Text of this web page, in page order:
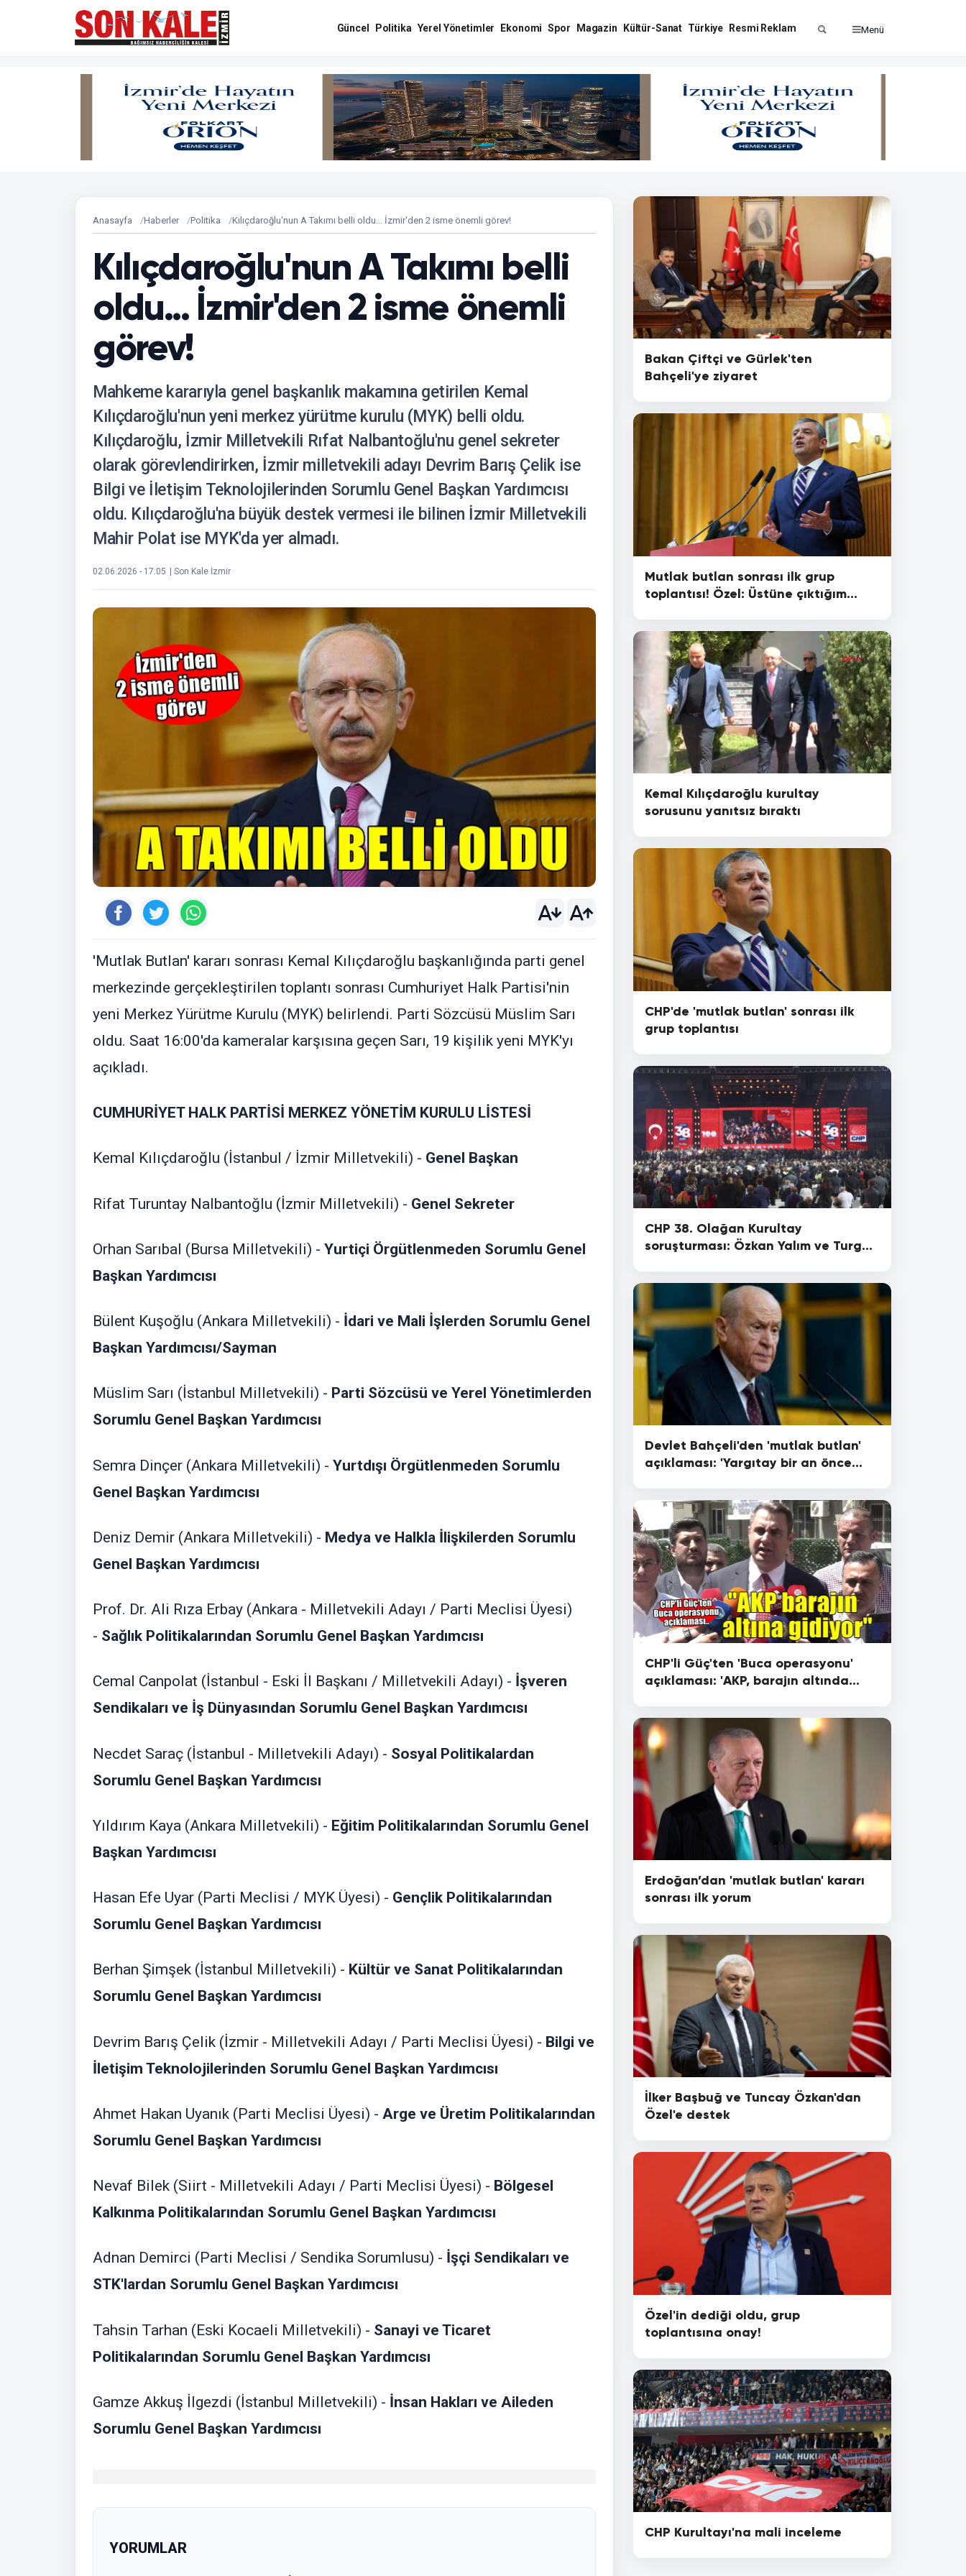
Güncel Politika Yerel Yönetimler Ekonomi Spor Magazin Kültür-Sanat Türkiye Resmi Reklam Menü
Anasayfa Haberler Politika Kılıçdaroğlu'nun A Takımı belli oldu... İzmir'den 2 isme önemli görev!
Kılıçdaroğlu'nun A Takımı belli
oldu... İzmir'den 2 isme önemli
görev!
Mahkeme kararıyla genel başkanlık makamına getirilen Kemal
Kılıçdaroğlu'nun yeni merkez yürütme kurulu (MYK) belli oldu.
Kılıçdaroğlu, İzmir Milletvekili Rıfat Nalbantoğlu'nu genel sekreter
olarak görevlendirirken, İzmir milletvekili adayı Devrim Barış Çelik ise
Bilgi ve İletişim Teknolojilerinden Sorumlu Genel Başkan Yardımcısı
oldu. Kılıçdaroğlu'na büyük destek vermesi ile bilinen İzmir Milletvekili
Mahir Polat ise MYK'da yer almadı.
02.06.2026 - 17:05 | Son Kale İzmir
'Mutlak Butlan' kararı sonrası Kemal Kılıçdaroğlu başkanlığında parti genel
merkezinde gerçekleştirilen toplantı sonrası Cumhuriyet Halk Partisi'nin
yeni Merkez Yürütme Kurulu (MYK) belirlendi. Parti Sözcüsü Müslim Sarı
oldu. Saat 16:00'da kameralar karşısına geçen Sarı, 19 kişilik yeni MYK'yı
açıkladı.
CUMHURİYET HALK PARTİSİ MERKEZ YÖNETİM KURULU LİSTESİ
Kemal Kılıçdaroğlu (İstanbul / İzmir Milletvekili) - Genel Başkan
Rifat Turuntay Nalbantoğlu (İzmir Milletvekili) - Genel Sekreter
Orhan Sarıbal (Bursa Milletvekili) - Yurtiçi Örgütlenmeden Sorumlu Genel
Başkan Yardımcısı
Bülent Kuşoğlu (Ankara Milletvekili) - İdari ve Mali İşlerden Sorumlu Genel
Başkan Yardımcısı/Sayman
Müslim Sarı (İstanbul Milletvekili) - Parti Sözcüsü ve Yerel Yönetimlerden
Sorumlu Genel Başkan Yardımcısı
Semra Dinçer (Ankara Milletvekili) - Yurtdışı Örgütlenmeden Sorumlu
Genel Başkan Yardımcısı
Deniz Demir (Ankara Milletvekili) - Medya ve Halkla İlişkilerden Sorumlu
Genel Başkan Yardımcısı
Prof. Dr. Ali Rıza Erbay (Ankara - Milletvekili Adayı / Parti Meclisi Üyesi)
- Sağlık Politikalarından Sorumlu Genel Başkan Yardımcısı
Cemal Canpolat (İstanbul - Eski İl Başkanı / Milletvekili Adayı) - İşveren
Sendikaları ve İş Dünyasından Sorumlu Genel Başkan Yardımcısı
Necdet Saraç (İstanbul - Milletvekili Adayı) - Sosyal Politikalardan
Sorumlu Genel Başkan Yardımcısı
Yıldırım Kaya (Ankara Milletvekili) - Eğitim Politikalarından Sorumlu Genel
Başkan Yardımcısı
Hasan Efe Uyar (Parti Meclisi / MYK Üyesi) - Gençlik Politikalarından
Sorumlu Genel Başkan Yardımcısı
Berhan Şimşek (İstanbul Milletvekili) - Kültür ve Sanat Politikalarından
Sorumlu Genel Başkan Yardımcısı
Devrim Barış Çelik (İzmir - Milletvekili Adayı / Parti Meclisi Üyesi) - Bilgi ve
İletişim Teknolojilerinden Sorumlu Genel Başkan Yardımcısı
Ahmet Hakan Uyanık (Parti Meclisi Üyesi) - Arge ve Üretim Politikalarından
Sorumlu Genel Başkan Yardımcısı
Nevaf Bilek (Siirt - Milletvekili Adayı / Parti Meclisi Üyesi) - Bölgesel
Kalkınma Politikalarından Sorumlu Genel Başkan Yardımcısı
Adnan Demirci (Parti Meclisi / Sendika Sorumlusu) - İşçi Sendikaları ve
STK'lardan Sorumlu Genel Başkan Yardımcısı
Tahsin Tarhan (Eski Kocaeli Milletvekili) - Sanayi ve Ticaret
Politikalarından Sorumlu Genel Başkan Yardımcısı
Gamze Akkuş İlgezdi (İstanbul Milletvekili) - İnsan Hakları ve Aileden
Sorumlu Genel Başkan Yardımcısı
YORUMLAR
Bakan Çiftçi ve Gürlek'ten
Bahçeli'ye ziyaret
Mutlak butlan sonrası ilk grup
toplantısı! Özel: Üstüne çıktığım
Kemal Kılıçdaroğlu kurultay
sorusunu yanıtsız bıraktı
CHP'de 'mutlak butlan' sonrası ilk
grup toplantısı
CHP 38. Olağan Kurultay
soruşturması: Özkan Yalım ve Turgut
Devlet Bahçeli'den 'mutlak butlan'
açıklaması: 'Yargıtay bir an önce
CHP'li Güç'ten 'Buca operasyonu'
açıklaması: 'AKP, barajın altında
Erdoğan’dan 'mutlak butlan' kararı
sonrası ilk yorum
İlker Başbuğ ve Tuncay Özkan'dan
Özel'e destek
Özel'in dediği oldu, grup
toplantısına onay!
CHP Kurultayı'na mali inceleme